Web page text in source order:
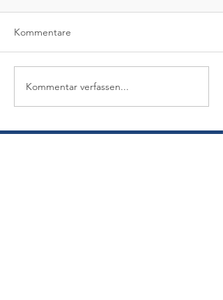
Kommentare
Kommentar verfassen...